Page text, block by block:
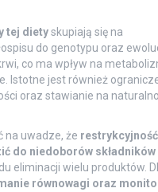
tej dietyskupiają się na
do genotypu oraz
co ma wpływ na
Istotne jest również
oraz stawianie na
na uwadze, że
do niedoborów składników
eliminacji wielu produktów.
równowagi oraz